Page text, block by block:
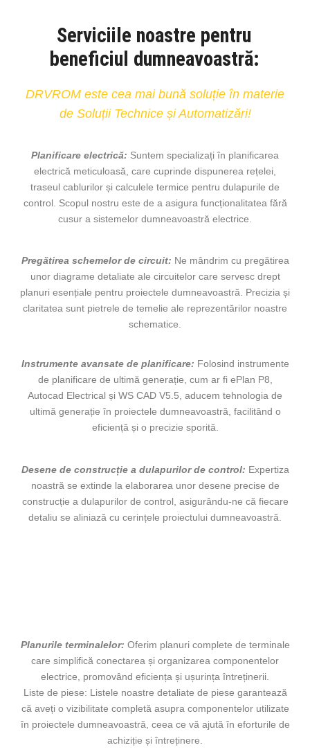
Serviciile noastre pentru
beneficiul dumneavoastră:
DRVROM este cea mai bună soluție în materie
de Soluții Technice și Automatizări!
Planificare electrică: Suntem specializați în planificarea
electrică meticuloasă, care cuprinde dispunerea rețelei,
traseul cablurilor și calculele termice pentru dulapurile de
control. Scopul nostru este de a asigura funcționalitatea fără
cusur a sistemelor dumneavoastră electrice.
Pregătirea schemelor de circuit: Ne mândrim cu pregătirea
unor diagrame detaliate ale circuitelor care servesc drept
planuri esențiale pentru proiectele dumneavoastră. Precizia și
claritatea sunt pietrele de temelie ale reprezentărilor noastre
schematice.
Instrumente avansate de planificare: Folosind instrumente
de planificare de ultimă generație, cum ar fi ePlan P8,
Autocad Electrical și WS CAD V5.5, aducem tehnologia de
ultimă generație în proiectele dumneavoastră, facilitând o
eficiență și o precizie sporită.
Desene de construcție a dulapurilor de control: Expertiza
noastră se extinde la elaborarea unor desene precise de
construcție a dulapurilor de control, asigurându-ne că fiecare
detaliu se aliniază cu cerințele proiectului dumneavoastră.
Planurile terminalelor: Oferim planuri complete de terminale
care simplifică conectarea și organizarea componentelor
electrice, promovând eficiența și ușurința întreținerii.
Liste de piese: Listele noastre detaliate de piese garantează
că aveți o vizibilitate completă asupra componentelor utilizate
în proiectele dumneavoastră, ceea ce vă ajută în eforturile de
achiziție și întreținere.